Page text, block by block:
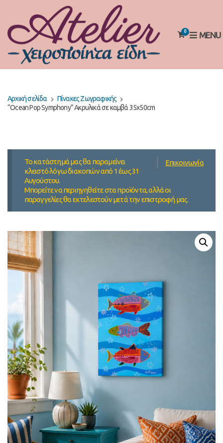
0 MENU
Αρχική σελίδα
Πίνακες Ζωγραφικής
“Ocean Pop Symphony” Ακρυλικά σε καμβά 35x50cm
Επικοινωνία
Το κατάστημά μας θα παραμείνει
κλειστό λόγω διακοπών από 1 έως 31
Αυγούστου.
Μπορείτε να περιηγηθείτε στα προϊόντα, αλλά οι
παραγγελίες θα εκτελεστούν μετά την επιστροφή μας.